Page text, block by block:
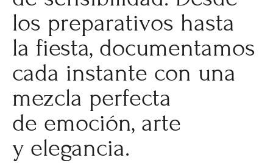
los preparativos hasta
la fiesta, documentamos
cada instante con una
mezcla perfecta
de emoción, arte
y elegancia.